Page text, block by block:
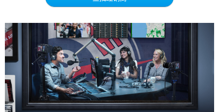
Norway
Poland
Portugal
Singapore
South Africa